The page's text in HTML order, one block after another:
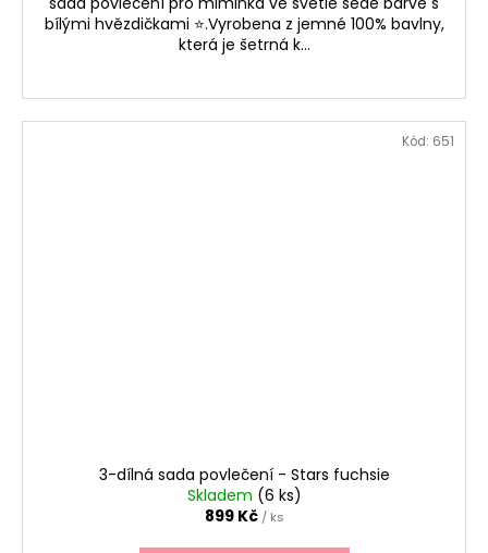
bílými hvězdičkami ⭐.Vyrobena z jemné 100% bavlny,
která je šetrná k...
3-dílná sada povlečení - Stars fuchsie
Skladem (6 ks)
899 Kč / ks
Kód: 651